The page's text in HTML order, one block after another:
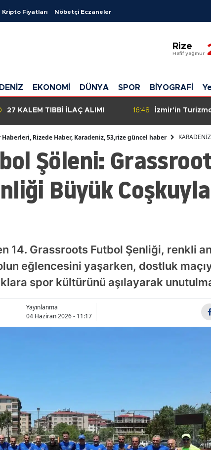
Kripto Fiyatları Nöbetçi Eczaneler
Rize
Hafif yağmur
Ağrı
Amasya
Antalya
Artvin
Aydın
Bingöl
Bitlis
Burdur
Denizli
EKONOMİ DÜNYA SPOR BİYOGRAFİ
27 KALEM TIBBİ İLAÇ ALIMI 16:48
İzmir'in
Rizede Haber, Karadeniz, 53,rize güncel haber KARADENİZ
Şöleni:
Büyük Coşkuyla
14. Grassroots Futbol Şenliği, renkli
eğlencesini yaşarken, dostluk
spor kültürünü aşılayarak
Yayınlanma
04 Haziran 2026 - 11:17